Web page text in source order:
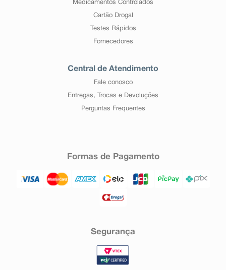
Medicamentos Controlados
Cartão Drogal
Testes Rápidos
Fornecedores
Central de Atendimento
Fale conosco
Entregas, Trocas e Devoluções
Perguntas Frequentes
Formas de Pagamento
Segurança